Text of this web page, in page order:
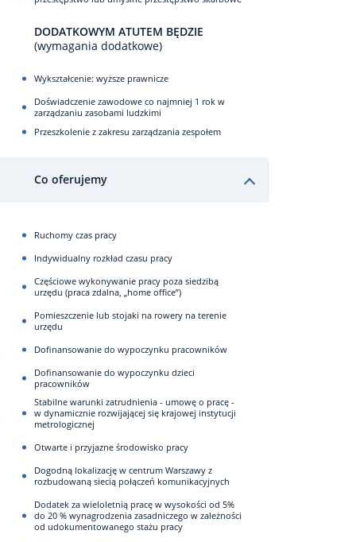
DODATKOWYM ATUTEM BĘDZIE
(wymagania dodatkowe)
Wykształcenie: wyższe prawnicze
Doświadczenie zawodowe co najmniej 1 rok w
zarządzaniu zasobami ludzkimi
Przeszkolenie z zakresu zarządzania zespołem
Co oferujemy
Ruchomy czas pracy
Indywidualny rozkład czasu pracy
Częściowe wykonywanie pracy poza siedzibą
urzędu (praca zdalna, „home office”)
Pomieszczenie lub stojaki na rowery na terenie
urzędu
Dofinansowanie do wypoczynku pracowników
Dofinansowanie do wypoczynku dzieci
pracowników
Stabilne warunki zatrudnienia - umowę o pracę -
w dynamicznie rozwijającej się krajowej instytucji
metrologicznej
Otwarte i przyjazne środowisko pracy
Dogodną lokalizację w centrum Warszawy z
rozbudowaną siecią połączeń komunikacyjnych
Dodatek za wieloletnią pracę w wysokości od 5%
do 20 % wynagrodzenia zasadniczego w zależności
od udokumentowanego stażu pracy